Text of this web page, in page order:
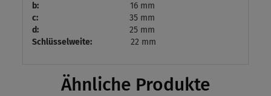
b:
16 mm
c:
35 mm
d:
25 mm
Schlüsselweite:
22 mm
Ähnliche Produkte